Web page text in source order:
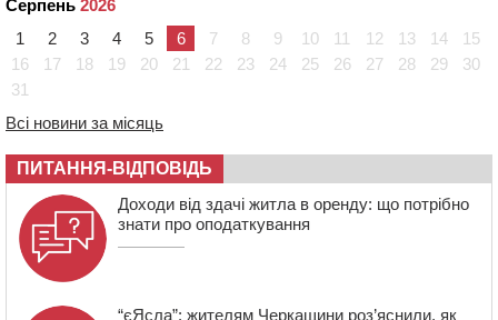
09:42 Ветерани МСК “Дніпро” вибороли бронзу чемпіонату
України
08:57
На Уманщині підрядника зобов’язали сплатити понад
08:20
Обрано претендента на посаду директора
Мокрокалигірського психоневрологічного інтернату
07:23 Уманські міграційники видворили з країни грузина,
який відсидів термін у колонії
Серпень 2026
1
2 3 4 5 6 7 8 9 10 11 12 13 14
15
16
17 18 19 20 21 22 23 24 25 26 27 28 29
30
31
Всі новини за місяць
ПИТАННЯ-ВІДПОВІДЬ
Доходи від здачі житла в оренду: що потрібно
знати про оподаткування
“єЯсла”: жителям Черкащини роз’яснили, як